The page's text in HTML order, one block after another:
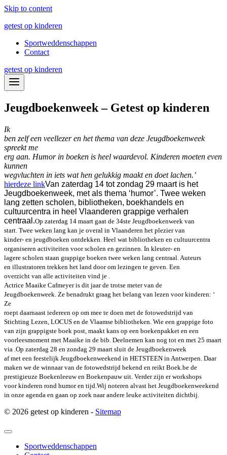
Skip to content
getest op kinderen
Sportweddenschappen
Contact
getest op kinderen
Jeugdboekenweek – Getest op kinderen
Ik
ben zelf een veellezer en het thema van deze Jeugdboekenweek
spreekt me
erg aan. Humor in boeken is heel waardevol. Kinderen moeten even
kunnen
wegvluchten in iets wat hen gelukkig maakt en doet lachen.’
hierdeze linkVan zaterdag 14 tot zondag 29 maart is het
Jeugdboekenweek, met als thema ‘humor’. Twee weken
lang zetten scholen, bibliotheken, boekhandels en
cultuurcentra in heel Vlaanderen grappige verhalen
centraal.Op zaterdag 14 maart gaat de 34ste Jeugdboekenweek van
start. Twee weken lang kan je overal in Vlaanderen het plezier van
kinder- en jeugdboeken ontdekken. Heel wat bibliotheken en cultuurcentra
organiseren activiteiten voor scholen en gezinnen. In kleuter- en
lagere scholen staan grappige boeken twee weken lang centraal. Auteurs
en illustratoren trekken het land door om lezingen te geven. Een
overzicht van alle activiteiten vind je .
Actrice Maaike Cafmeyer is dit jaar de trotse meter van de
Jeugdboekenweek. Ze benadrukt graag het belang van lezen voor kinderen: ‘
Ze
roept daarnaast iedereen op om mee te doen met de fotowedstrijd van
Stichting Lezen, LOCUS en de Vlaamse bibliotheken. Wie een grappige foto
van zijn grappigste boek post, maakt kans op een boekenpakket en een
voorleesmoment met Maaike in de bib. Deelnemen kan nog tot en met 25 maart
via . Op zaterdag 28 en zondag 29 maart sluit de Jeugdboekenweek
af met een feestelijk Jeugdboekenweekend in HETSTEEN in Antwerpen. Daar
maken we de winnaar van de fotowedstrijd bekend en reikt Boek.be de
prestigieuze Boekenleeuw en Boekenpauw uit. Verder zijn er workshops
voor kinderen rond humor en tijd. Wij noteren alvast het Jeugdboekenweekend
in onze agenda en gaan op zoek naar andere leuke activiteiten dichtbij.
© 2026 getest op kinderen - Sitemap
Sportweddenschappen